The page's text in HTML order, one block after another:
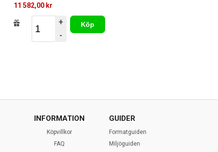
11 582,00 kr
+
-
Köp
INFORMATION
Köpvillkor
FAQ
GUIDER
Formatguiden
Miljöguiden